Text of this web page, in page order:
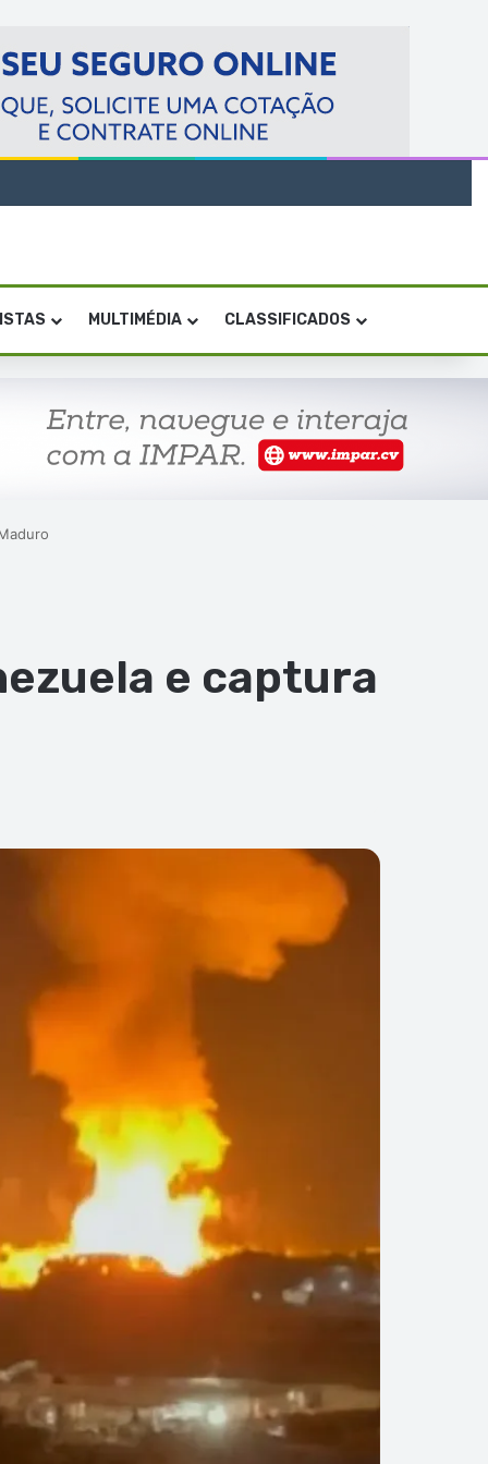
MULTIMÉDIA CLASSIFICADOS
e captura